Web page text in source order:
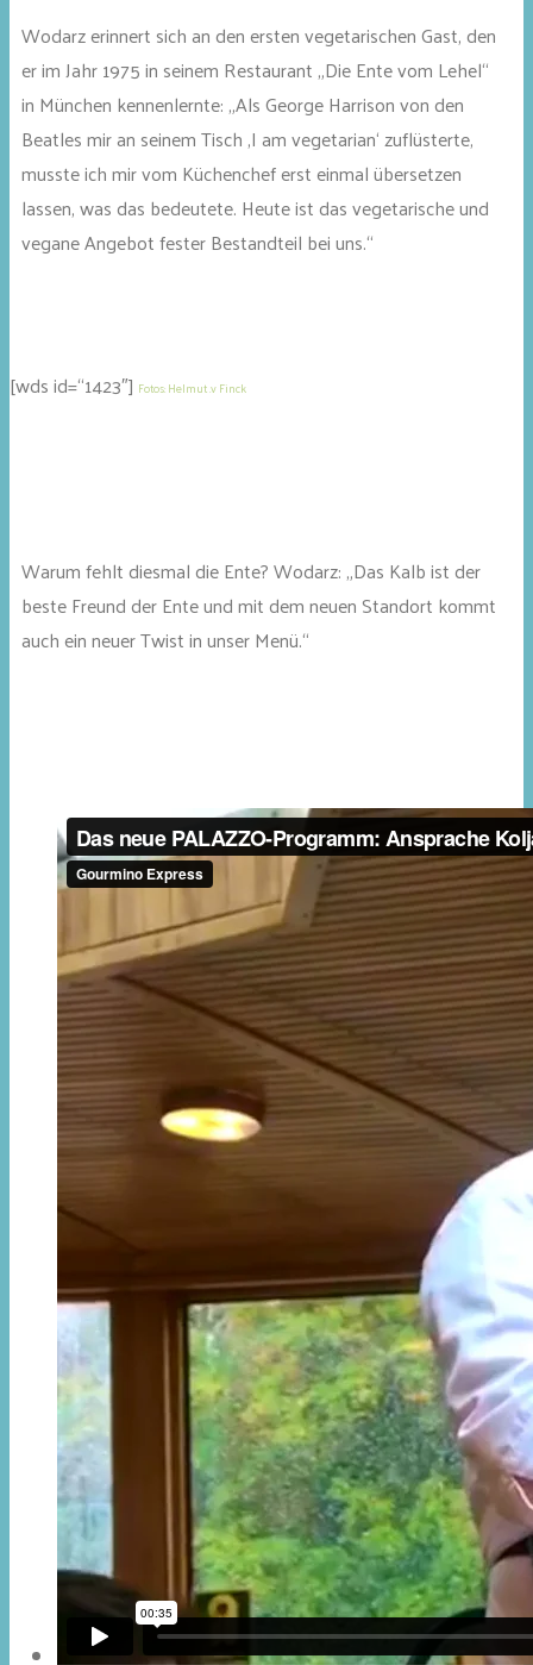
Wodarz erinnert sich an den ersten vegetarischen Gast, den
er im Jahr 1975 in seinem Restaurant „Die Ente vom Lehel“
in München kennenlernte: „Als George Harrison von den
Beatles mir an seinem Tisch ‚I am vegetarian‘ zuflüsterte,
musste ich mir vom Küchenchef erst einmal übersetzen
lassen, was das bedeutete. Heute ist das vegetarische und
vegane Angebot fester Bestandteil bei uns.“
[wds id=“1423″] Fotos: Helmut .v Finck
Warum fehlt diesmal die Ente? Wodarz: „Das Kalb ist der
beste Freund der Ente und mit dem neuen Standort kommt
auch ein neuer Twist in unser Menü.“